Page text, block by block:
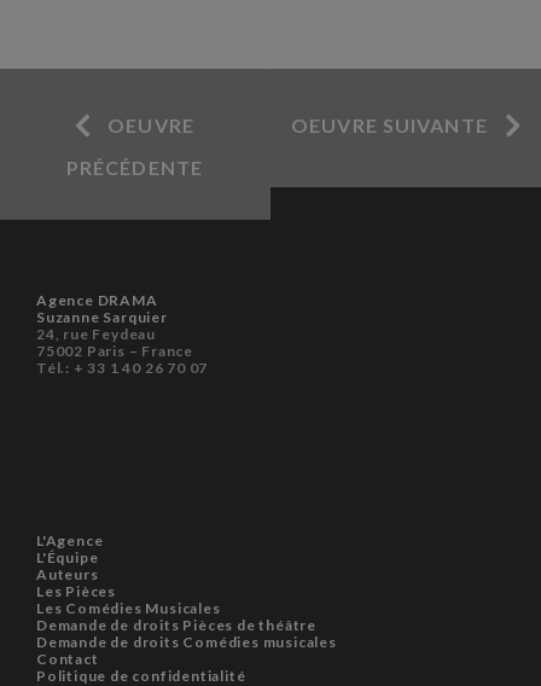
OEUVRE
PRÉCÉDENTE
OEUVRE SUIVANTE
Agence DRAMA
Suzanne Sarquier
24, rue Feydeau
75002 Paris – France
Tél.: + 33 1 40 26 70 07
L'Agence
L'Équipe
Auteurs
Les Pièces
Les Comédies Musicales
Demande de droits Pièces de théâtre
Demande de droits Comédies musicales
Contact
Politique de confidentialité